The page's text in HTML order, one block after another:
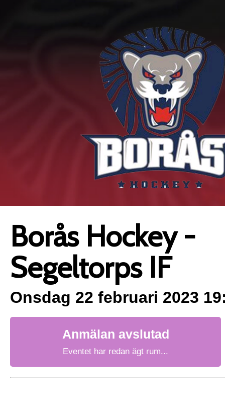
Borås Hockey -
Segeltorps IF
Onsdag 22 februari 2023
Anmälan avslutad
Eventet har redan ägt rum...